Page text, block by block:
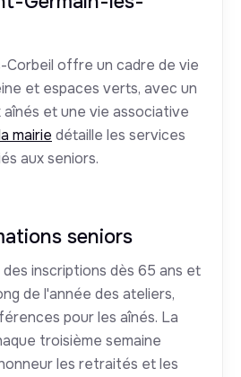
Corbeil offre un cadre de vie
et espaces verts, avec un
et une vie associative
mairie détaille les services
aux seniors.
seniors
inscriptions dès 65 ans et
de l'année des ateliers,
pour les aînés. La
troisième semaine
les retraités et les